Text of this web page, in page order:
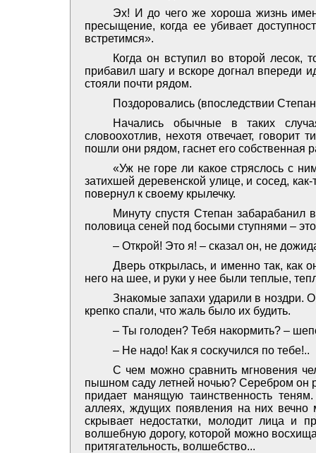
Эх! И до чего же хороша жизнь
пресыщение, когда ее убивает
встретимся».
Когда он вступил во второй лесок,
прибавил шагу и вскоре догнал впереди
стояли почти рядом.
Поздоровались (впоследствии
Начались обычные в таких
словоохотлив, нехотя отвечает,
пошли они рядом, гаснет его собственная
«Уж не горе ли какое стряслось с
затихшей деревенской улице, и сосед,
повернул к своему крылечку.
Минуту спустя Степан забарабанил
половица сеней под босыми ступнями –
– Открой! Это я! – сказал он, не
Дверь открылась, и именно так, как
него на шее, и руки у нее были теплые,
Знакомые запахи ударили в ноздри.
крепко спали, что жаль было их будить.
– Ты голоден? Тебя накормить? –
– Не надо! Как я соскучился по тебе!..
С чем можно сравнить мгновения
пышном саду летней ночью? Серебром он
придает манящую таинственность
аллеях, ждущих появления на них
скрывает недостатки, молодит лица и
волшебную дорогу, которой можно
притягательность, волшебство...